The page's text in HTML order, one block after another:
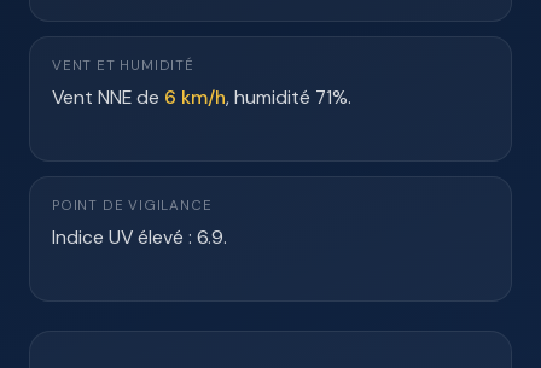
VENT ET HUMIDITÉ
Vent NNE de 6 km/h, humidité 71%.
POINT DE VIGILANCE
Indice UV élevé : 6.9.